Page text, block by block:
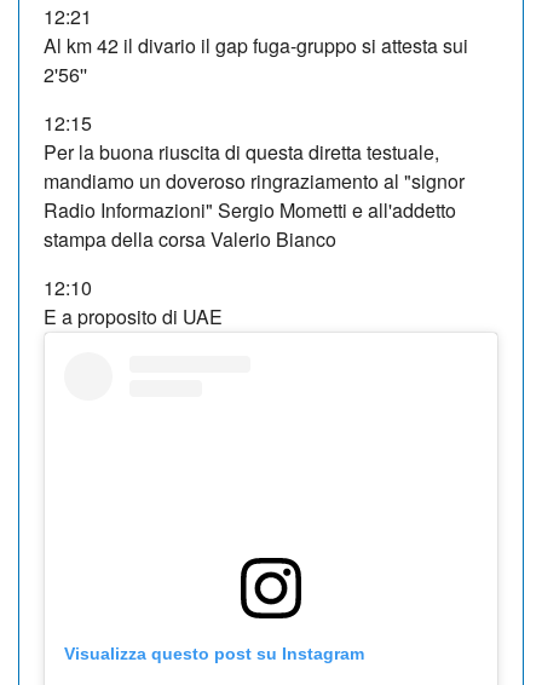
12:21
Al km 42 il divario il gap fuga-gruppo si attesta sui
2'56''
12:15
Per la buona riuscita di questa diretta testuale,
mandiamo un doveroso ringraziamento al "signor
Radio Informazioni" Sergio Mometti e all'addetto
stampa della corsa Valerio Bianco
12:10
E a proposito di UAE
Visualizza questo post su Instagram